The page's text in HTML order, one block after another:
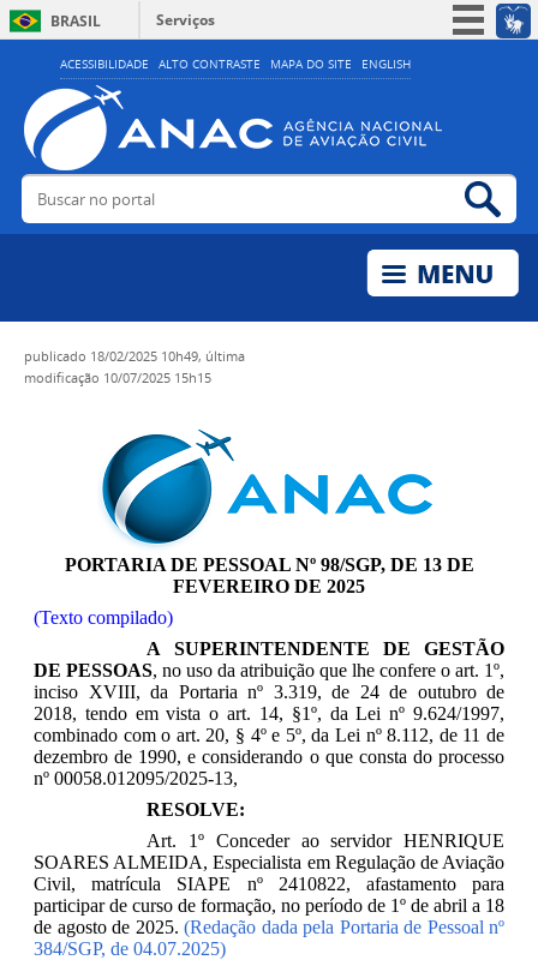
ACESSIBILIDADE ALTO CONTRASTE MAPA DO SITE ENGLISH
BRASIL
Serviços
Simplifique!
Acesso à informação
Legislação
Buscar no portal
publicado 18/02/2025 10h49, última
modificação 10/07/2025 15h15
PORTARIA DE PESSOAL Nº 98/SGP, DE 13 DE
FEVEREIRO DE 2025
(Texto compilado)
A SUPERINTENDENTE DE GESTÃO
DE PESSOAS, no uso da atribuição que lhe confere o art. 1º,
inciso XVIII, da Portaria nº 3.319, de 24 de outubro de
2018, tendo em vista o art. 14, §1º, da Lei nº 9.624/1997,
combinado com o art. 20, § 4º e 5º, da Lei nº 8.112, de 11 de
dezembro de 1990, e considerando o que consta do processo
nº 00058.012095/2025-13,
RESOLVE:
Art. 1º Conceder ao servidor HENRIQUE
SOARES ALMEIDA,Especialista em Regulação de Aviação
Civil, matrícula SIAPE nº 2410822, afastamento para
participar de curso de formação, no período de 1º de abril a 18
de agosto de 2025. (Redação dada pela Portaria de Pessoal nº
384/SGP, de 04.07.2025)